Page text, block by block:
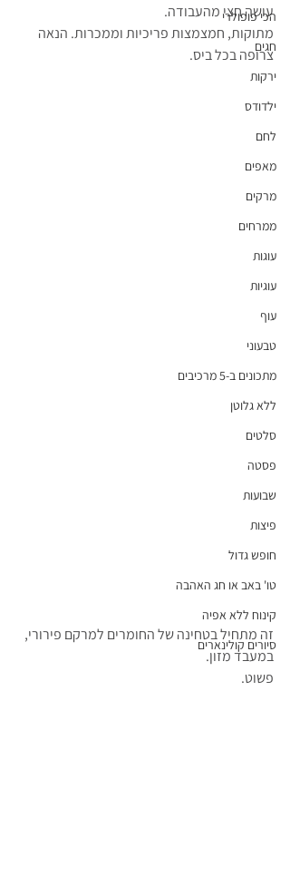
הכי פופולרי
חגים
ירקות
ילדודס
לחם
מאפים
מרקים
ממרחים
עוגות
עוגיות
עוף
טבעוני
מתכונים ב-5 מרכיבים
ללא גלוטן
סלטים
פסטה
שבועות
פיצות
חופש גדול
טו' באב או חג האהבה
קינוח ללא אפיה
סיורים קולינארים
עושה חצי מהעבודה.
מתוקות, חמצמצות פריכיות וממכרות. הנאה
צרופה בכל ביס.
זה מתחיל בטחינה של החומרים למרקם פירורי,
במעבד מזון.
פשוט.